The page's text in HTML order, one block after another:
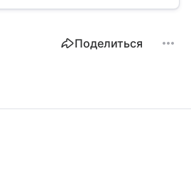
Поделиться